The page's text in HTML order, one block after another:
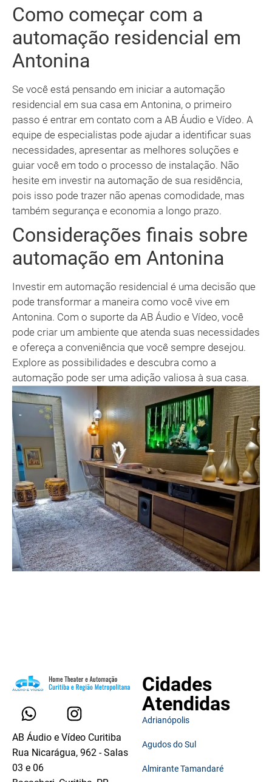
Como começar com a
automação residencial em
Antonina
Se você está pensando em iniciar a automação
residencial em sua casa em Antonina, o primeiro
passo é entrar em contato com a AB Áudio e Vídeo. A
equipe de especialistas pode ajudar a identificar suas
necessidades, apresentar as melhores soluções e
guiar você em todo o processo de instalação. Não
hesite em investir na automação de sua residência,
pois isso pode trazer não apenas comodidade, mas
também segurança e economia a longo prazo.
Considerações finais sobre
automação em Antonina
Investir em automação residencial é uma decisão que
pode transformar a maneira como você vive em
Antonina. Com o suporte da AB Áudio e Vídeo, você
pode criar um ambiente que atenda suas necessidades
e ofereça a conveniência que você sempre desejou.
Explore as possibilidades e descubra como a
automação pode ser uma adição valiosa à sua casa.
AB Áudio e Vídeo Curitiba
Rua Nicarágua, 962 - Salas
03 e 06
Cidades
Atendidas
Adrianópolis
Agudos do Sul
Almirante Tamandaré